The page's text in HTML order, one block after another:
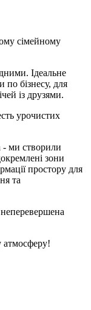
сімейному
Ідеальне
по бізнесу, для
із друзями.
урочистих
- ми створили
зони
простору для
та